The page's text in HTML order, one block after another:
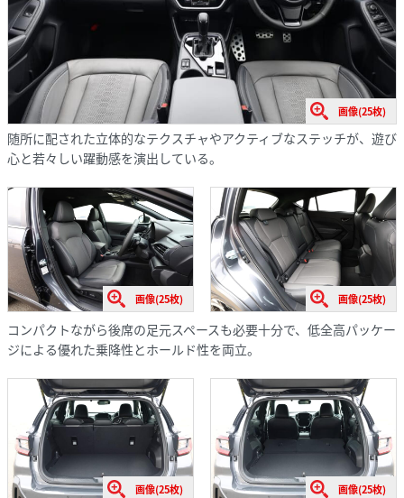
画像(25枚)
随所に配された立体的なテクスチャやアクティブなステッチが、遊び
心と若々しい躍動感を演出している。
画像(25枚) 画像(25枚)
コンパクトながら後席の足元スペースも必要十分で、低全高パッケー
ジによる優れた乗降性とホールド性を両立。
画像(25枚) 画像(25枚)